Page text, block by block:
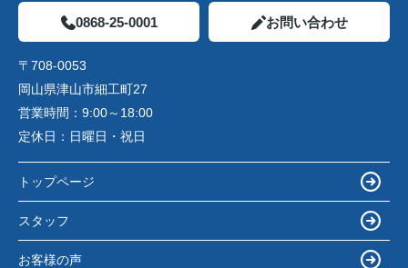
0868-25-0001 お問い合わせ
〒708-0053
岡山県津山市細工町27
営業時間： 9:00～18:00
定休日： 日曜日・祝日
トップページ
スタッフ
お客様の声